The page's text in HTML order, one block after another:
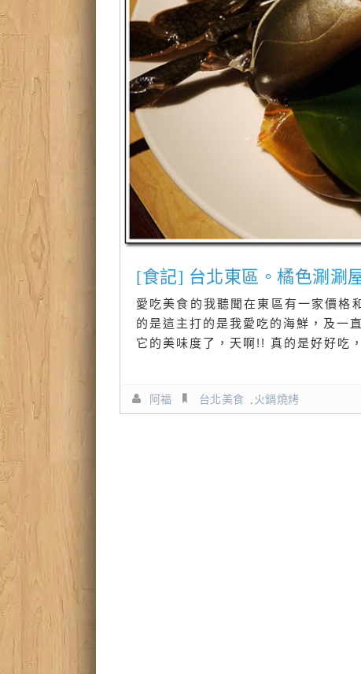
[食記] 台北東區。橘色涮涮
愛吃美食的我聽聞在東區有一家價格
的是這主打的是我愛吃的海鮮，及一
它的美味度了，天啊!! 真的是好好吃
阿福 台北美食 火鍋燒烤